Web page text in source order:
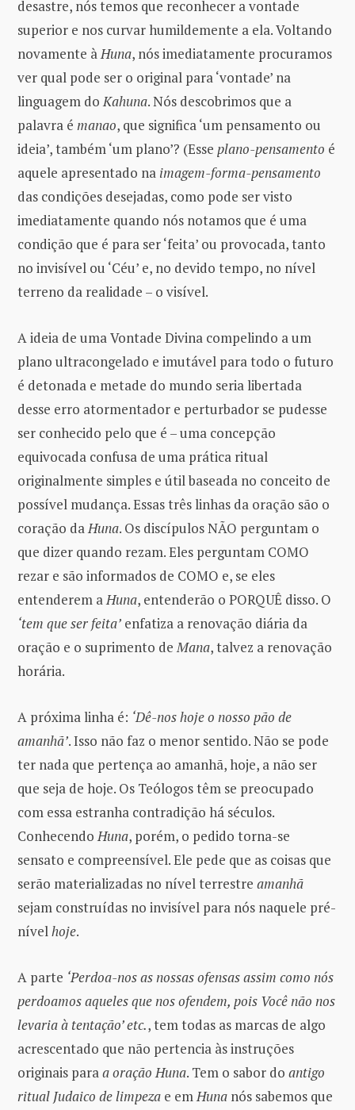
desastre, nós temos que reconhecer a vontade
superior e nos curvar humildemente a ela. Voltando
novamente àHuna, nós imediatamente procuramos
ver qual pode ser o original para ‘vontade’ na
linguagem doKahuna. Nós descobrimos que a
palavra é manao, que significa ‘um pensamento ou
ideia’, também ‘um plano’? (Esse plano-pensamento é
aquele apresentado na imagem-forma-pensamento
das condições desejadas, como pode ser visto
imediatamente quando nós notamos que é uma
condição que é para ser ‘feita’ ou provocada, tanto
no invisível ou ‘Céu’ e, no devido tempo, no nível
terreno da realidade – o visível.
A ideia de uma Vontade Divina compelindo a um
plano ultracongelado e imutável para todo o futuro
é detonada e metade do mundo seria libertada
desse erro atormentador e perturbador se pudesse
ser conhecido pelo que é – uma concepção
equivocada confusa de uma prática ritual
originalmente simples e útil baseada no conceito de
possível mudança. Essas três linhas da oração são o
coração daHuna. Os discípulos NÃO perguntam o
que dizer quando rezam. Eles perguntam COMO
rezar e são informados de COMO e, se eles
entenderem aHuna, entenderão o PORQUÊ disso. O
‘tem que ser feita’ enfatiza a renovação diária da
oração e o suprimento deMana, talvez a renovação
horária.
A próxima linha é: ‘Dê-nos hoje o nosso pão de
amanhã’. Isso não faz o menor sentido. Não se pode
ter nada que pertença ao amanhã, hoje, a não ser
que seja de hoje. Os Teólogos têm se preocupado
com essa estranha contradição há séculos.
ConhecendoHuna, porém, o pedido torna-se
sensato e compreensível. Ele pede que as coisas que
serão materializadas no nível terrestre amanhã
sejam construídas no invisível para nós naquele pré-
nívelhoje.
A parte ‘Perdoa-nos as nossas ofensas assim como nós
perdoamos aqueles que nos ofendem, pois Você não nos
levaria à tentação’ etc., tem todas as marcas de algo
acrescentado que não pertencia às instruções
originais paraa oração Huna. Tem o sabor do antigo
ritual Judaico de limpeza e emHuna nós sabemos que